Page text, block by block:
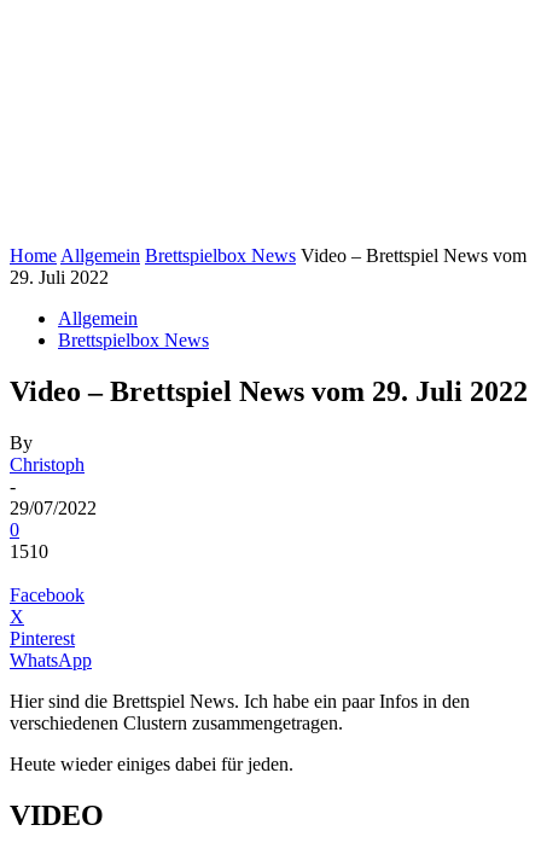
Home Allgemein Brettspielbox News Video – Brettspiel News vom
29. Juli 2022
Allgemein
Brettspielbox News
Video – Brettspiel News vom 29. Juli 2022
By
Christoph
-
29/07/2022
0
1510
Facebook
X
Pinterest
WhatsApp
Hier sind die Brettspiel News. Ich habe ein paar Infos in den
verschiedenen Clustern zusammengetragen.
Heute wieder einiges dabei für jeden.
VIDEO